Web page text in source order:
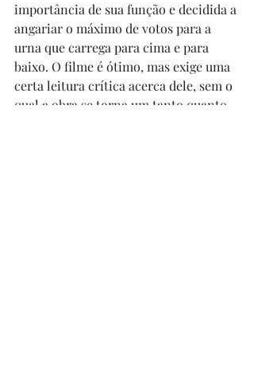
importância de sua função e decidida a
angariar o máximo de votos para a
urna que carrega para cima e para
baixo. O filme é ótimo, mas exige uma
certa leitura crítica acerca dele, sem o
qual a obra se torna um tanto quanto